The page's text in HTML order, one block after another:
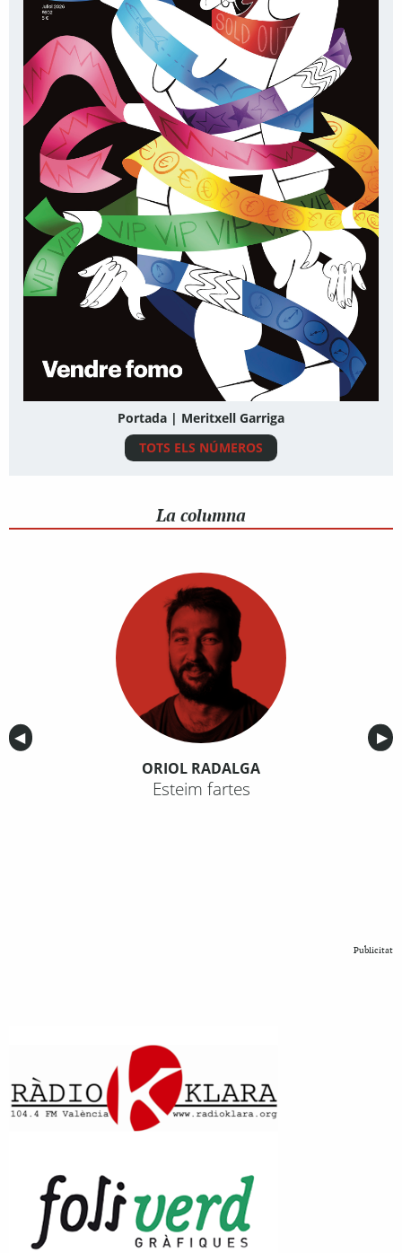
Portada | Meritxell Garriga
TOTS ELS NÚMEROS
La columna
Anterior
◀︎ ▶︎
ORIOL RADALGA
Esteim fartes
Publicitat